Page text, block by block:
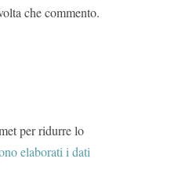
che commento.
per ridurre lo
elaborati i dati